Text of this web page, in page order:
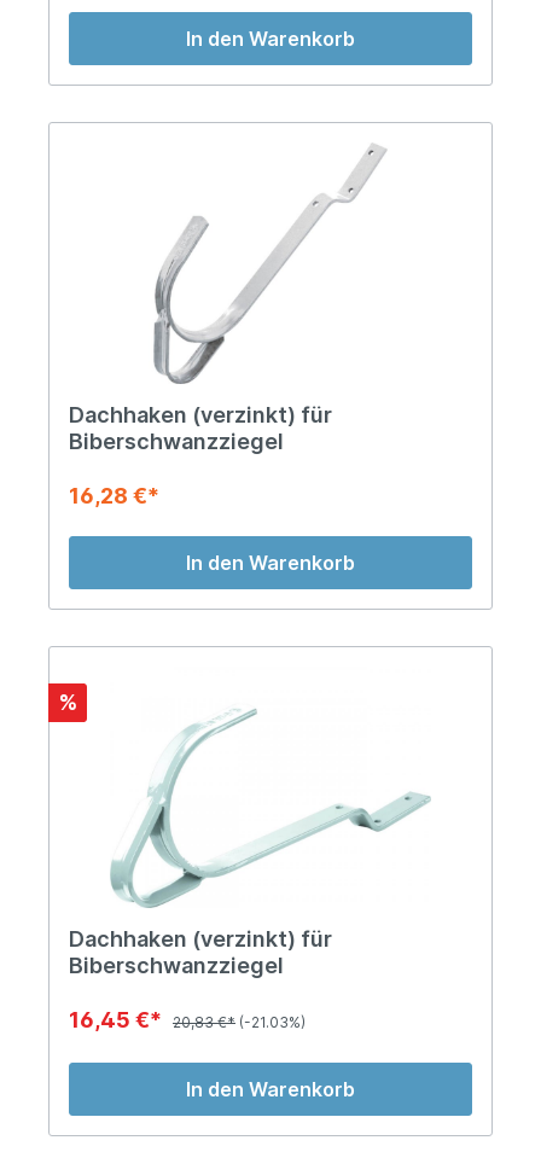
In den Warenkorb
Dachhaken (verzinkt) für
Biberschwanzziegel
16,28 €*
In den Warenkorb
%
Dachhaken (verzinkt) für
Biberschwanzziegel
16,45 €* 20,83 €* (-21.03%)
In den Warenkorb